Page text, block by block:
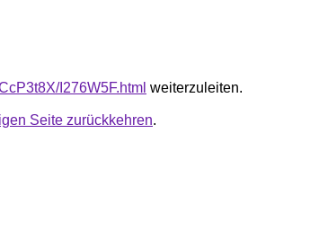
I276W5F.html weiterzuleiten.
Seite zurückkehren.